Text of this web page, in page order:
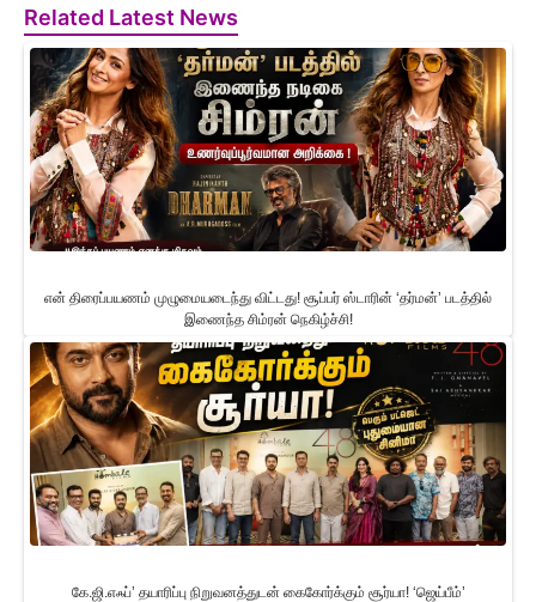
Related Latest News
என் திரைப்பயணம் முழுமையடைந்து விட்டது! சூப்பர் ஸ்டாரின் ‘தர்மன்’ படத்தில்
இணைந்த சிம்ரன் நெகிழ்ச்சி!
கே.ஜி.எஃப்’ தயாரிப்பு நிறுவனத்துடன் கைகோர்க்கும் சூர்யா! ‘ஜெய்பீம்’